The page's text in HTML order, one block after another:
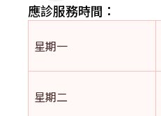
應診服務時間：
星期一
星期二